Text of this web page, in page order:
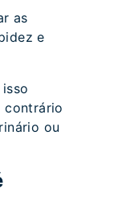
as
e
contrário
ou